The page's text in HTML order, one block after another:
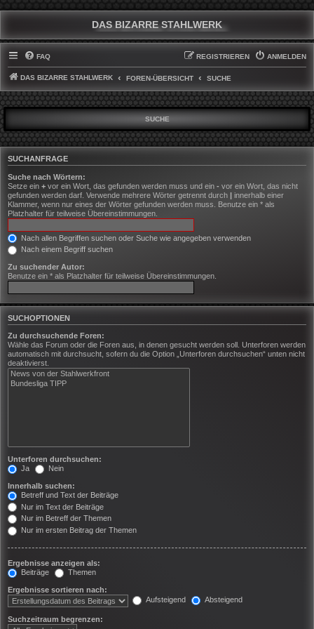
DAS BIZARRE STAHLWERK
FAQ ANMELDEN
REGISTRIEREN
DAS BIZARRE STAHLWERK FOREN-ÜBERSICHT SUCHE
SUCHE
SUCHANFRAGE
Suche nach Wörtern:
Setze ein + vor ein Wort, das gefunden werden muss und ein - vor ein Wort, das nicht
gefunden werden darf. Verwende mehrere Wörter getrennt durch | innerhalb einer
Klammer, wenn nur eines der Wörter gefunden werden muss. Benutze ein * als
Platzhalter für teilweise Übereinstimmungen.
Nach allen Begriffen suchen oder Suche wie angegeben verwenden
Nach einem Begriff suchen
Zu suchender Autor:
Benutze ein * als Platzhalter für teilweise Übereinstimmungen.
SUCHOPTIONEN
Zu durchsuchende Foren:
Wähle das Forum oder die Foren aus, in denen gesucht werden soll. Unterforen werden
automatisch mit durchsucht, sofern du die Option „Unterforen durchsuchen“ unten nicht
deaktivierst.
Unterforen durchsuchen:
Ja
Nein
Innerhalb suchen:
Betreff und Text der Beiträge
Nur im Text der Beiträge
Nur im Betreff der Themen
Nur im ersten Beitrag der Themen
Ergebnisse anzeigen als:
Beiträge
Themen
Ergebnisse sortieren nach:
Aufsteigend
Absteigend
Suchzeitraum begrenzen: